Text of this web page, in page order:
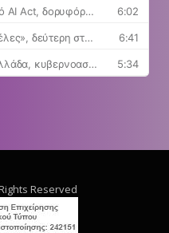
Reserved